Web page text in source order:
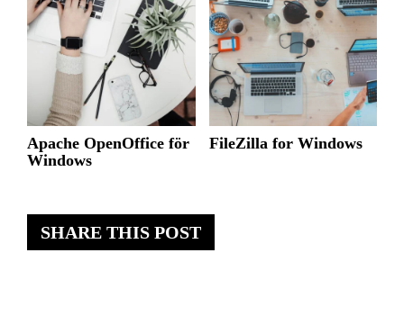
SHARE THIS POST
Apache OpenOffice för
Windows
FileZilla for Windows